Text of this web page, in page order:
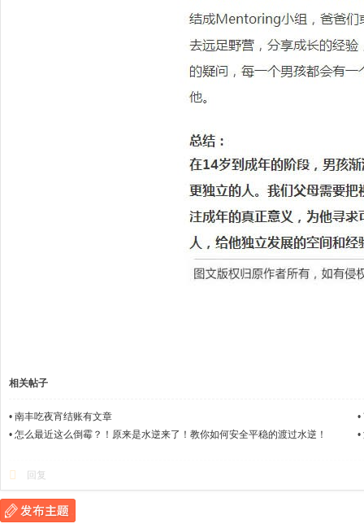
相关帖子
• 南丰吃夜宵结账有文章 •
• 怎么最近这么倒霉？！原来是水逆来了！教你如何安全平稳的渡过水逆！ •
回复